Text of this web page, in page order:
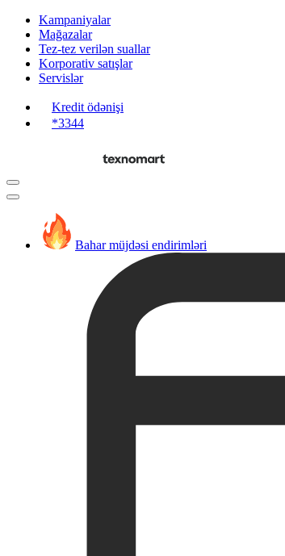
Kampaniyalar
Mağazalar
Tez-tez verilən suallar
Korporativ satışlar
Servislər
Kredit ödənişi
*3344
Bahar müjdəsi endirimləri